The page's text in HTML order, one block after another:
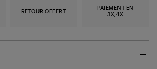
RETOUR OFFERT
PAIEMENT EN
3X,4X